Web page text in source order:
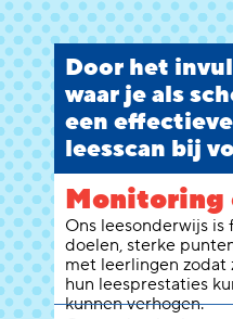
Door het
waar je als
een
leesscan bij
Monitoring
Ons leesonderwijs
doelen, sterke
met leerlingen zodat
hun leesprestaties
kunnen verhogen.